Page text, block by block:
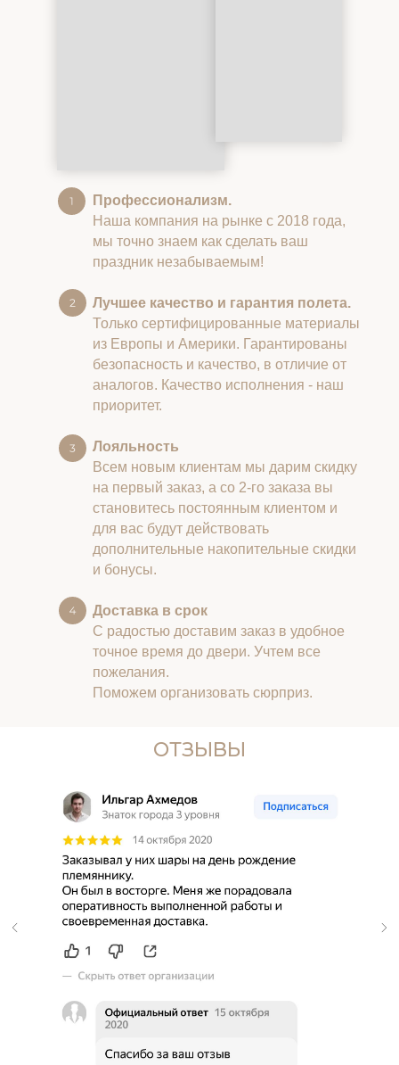
Профессионализм.
Наша компания на рынке с 2018 года,
мы точно знаем как сделать ваш
праздник незабываемым!
Лучшее качество и гарантия полета.
Только сертифицированные материалы
из Европы и Америки. Гарантированы
безопасность и качество, в отличие от
аналогов. Качество исполнения - наш
приоритет.
Лояльность
Всем новым клиентам мы дарим скидку
на первый заказ, а со 2-го заказа вы
становитесь постоянным клиентом и
для вас будут действовать
дополнительные накопительные скидки
и бонусы.
Доставка в срок
С радостью доставим заказ в удобное
точное время до двери. Учтем все
пожелания.
Поможем организовать сюрприз.
ОТЗЫВЫ